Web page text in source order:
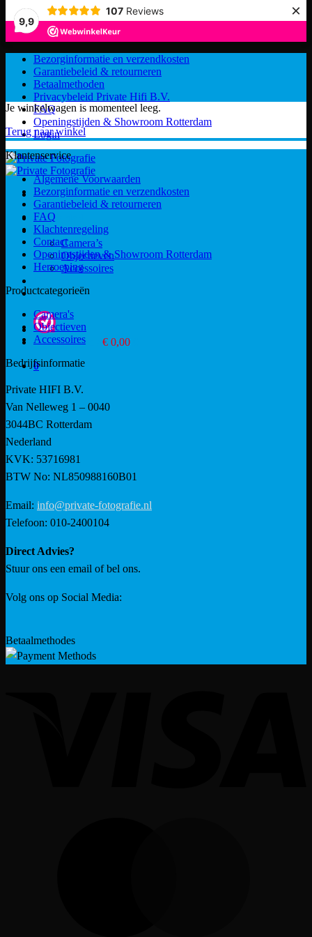
9,9
107 Reviews ×
naar
inhoud
Bezorginformatie en verzendkosten
Garantiebeleid & retourneren
Betaalmethoden
Privacybeleid Private Hifi B.V.
FAQ
Openingstijden & Showroom Rotterdam
Login
Webwinkel
Categorieën
Camera’s
Objectieven
Accessoires
Contact
Winkelwagen / € 0,00
0
Je winkelwagen is momenteel leeg.
Terug naar winkel
Klantenservice
Algemene Voorwaarden
Bezorginformatie en verzendkosten
Garantiebeleid & retourneren
FAQ
Klachtenregeling
Contact
Openingstijden & Showroom Rotterdam
Herroeping
Productcategorieën
Camera's
Objectieven
Accessoires
Bedrijfsinformatie
Private HIFI B.V.
Van Nelleweg 1 – 0040
3044BC Rotterdam
Nederland
KVK: 53716981
BTW No: NL850988160B01
Email: info@private-fotografie.nl
Telefoon: 010-2400104
Direct Advies?
Stuur ons een email of bel ons.
Volg ons op Social Media:
Betaalmethodes